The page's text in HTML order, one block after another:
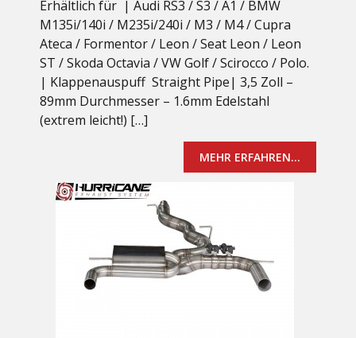
Erhältlich für | Audi RS3 / S3 / A1 / BMW
M135i/140i / M235i/240i / M3 / M4 / Cupra
Ateca / Formentor / Leon / Seat Leon / Leon
ST / Skoda Octavia / VW Golf / Scirocco / Polo.
| Klappenauspuff Straight Pipe| 3,5 Zoll –
89mm Durchmesser – 1.6mm Edelstahl
(extrem leicht!) […]
MEHR ERFAHREN...